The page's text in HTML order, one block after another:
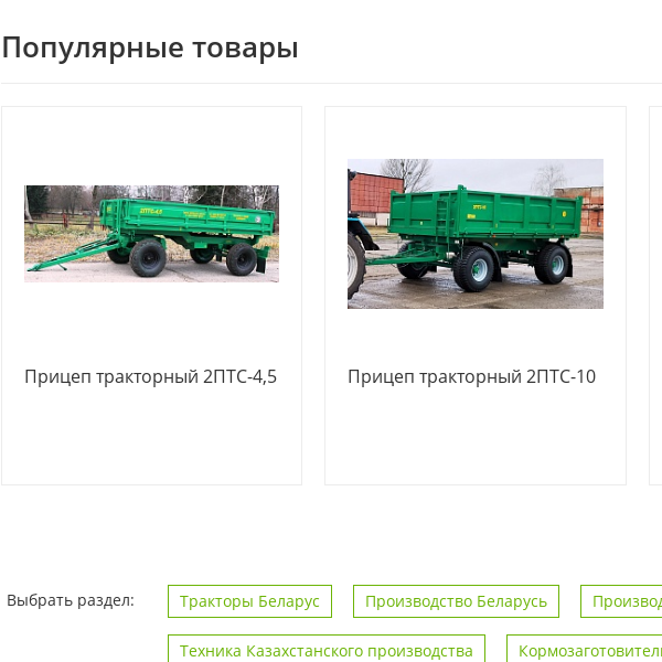
Популярные товары
Прицеп тракторный 2ПТС-4,5 Прицеп тракторный 2ПТС-10
Выбрать раздел: Тракторы Беларус Производство Беларусь
Техника Казахстанского производства